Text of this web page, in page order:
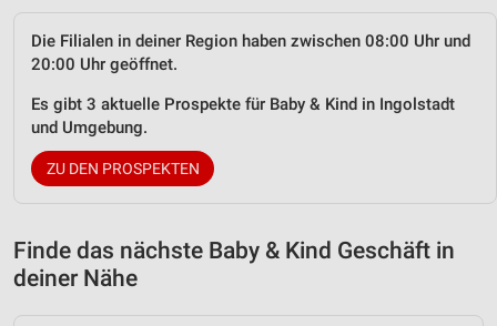
Die Filialen in deiner Region haben zwischen 08:00 Uhr und
20:00 Uhr geöffnet.
Es gibt 3 aktuelle Prospekte für Baby & Kind in Ingolstadt
und Umgebung.
ZU DEN PROSPEKTEN
Finde das nächste Baby & Kind Geschäft in
deiner Nähe